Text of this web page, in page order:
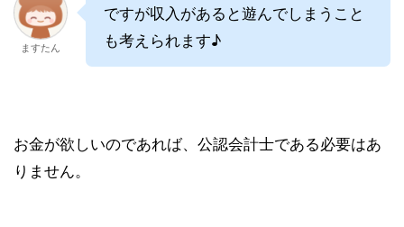
ますたん
ですが収入があると遊んでしまうこと
も考えられます♪
お金が欲しいのであれば、公認会計士である必要はあ
りません。